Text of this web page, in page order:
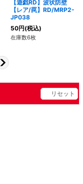
【遊戯RD】波状防壁
【レア/罠】RD/MRP2-
JP038
50円(税込)
在庫数6枚
リセット